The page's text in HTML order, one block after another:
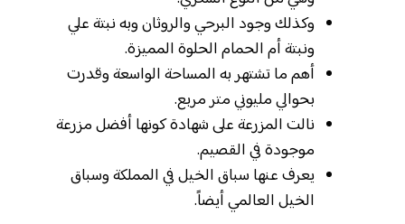
وكذلك وجود البرحي والروثان وبه نبتة علي
ونبتة أم الحمام الحلوة المميزة.
أهم ما تشتهر به المساحة الواسعة وقدرت
بحوالي مليوني متر مربع.
نالت المزرعة على شهادة كونها أفضل مزرعة
موجودة في القصيم.
يعرف عنها سباق الخيل في المملكة وسباق
الخيل العالمي أيضاً.